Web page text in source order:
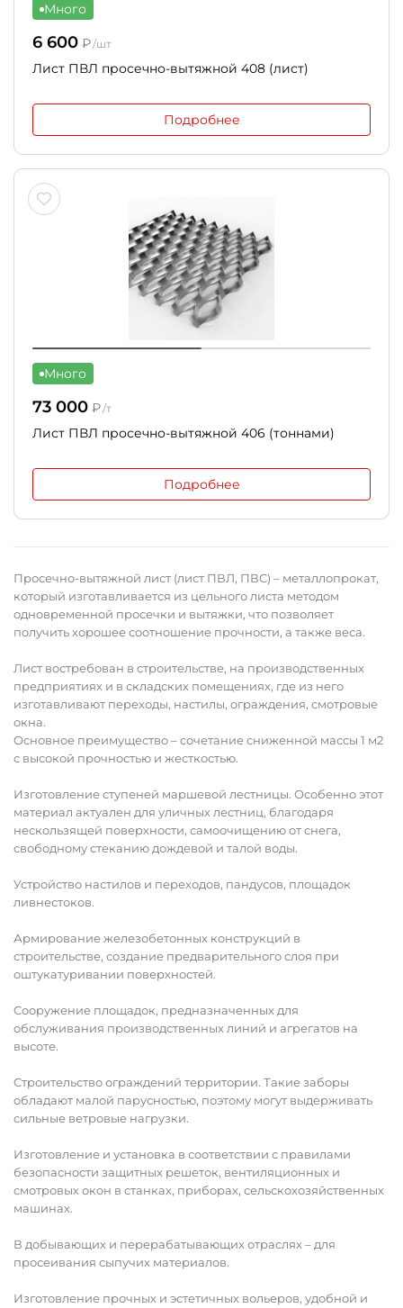
Много
6 600 ₽/шт
Лист ПВЛ просечно-вытяжной 408 (лист)
Подробнее
Много
73 000 ₽/т
Лист ПВЛ просечно-вытяжной 406 (тоннами)
Подробнее
Просечно-вытяжной лист (лист ПВЛ, ПВС) – металлопрокат,
который изготавливается из цельного листа методом
одновременной просечки и вытяжки, что позволяет
получить хорошее соотношение прочности, а также веса.
Лист востребован в строительстве, на производственных
предприятиях и в складских помещениях, где из него
изготавливают переходы, настилы, ограждения, смотровые
окна.
Основное преимущество – сочетание сниженной массы 1 м2
с высокой прочностью и жесткостью.
Изготовление ступеней маршевой лестницы. Особенно этот
материал актуален для уличных лестниц, благодаря
нескользящей поверхности, самоочищению от снега,
свободному стеканию дождевой и талой воды.
Устройство настилов и переходов, пандусов, площадок
ливнестоков.
Армирование железобетонных конструкций в
строительстве, создание предварительного слоя при
оштукатуривании поверхностей.
Сооружение площадок, предназначенных для
обслуживания производственных линий и агрегатов на
высоте.
Строительство ограждений территории. Такие заборы
обладают малой парусностью, поэтому могут выдерживать
сильные ветровые нагрузки.
Изготовление и установка в соответствии с правилами
безопасности защитных решеток, вентиляционных и
смотровых окон в станках, приборах, сельскохозяйственных
машинах.
В добывающих и перерабатывающих отраслях – для
просеивания сыпучих материалов.
Изготовление прочных и эстетичных вольеров, удобной и